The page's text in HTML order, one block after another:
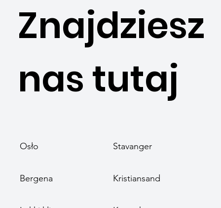
Osło Stavanger
Bergena Kristiansand
Znajdziesz
nas tutaj